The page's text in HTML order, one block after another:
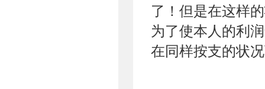
了！但是在这样
为了使本人的利
在同样按支的状